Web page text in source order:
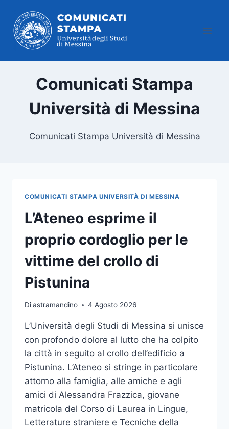
contenuto
Comunicati Stampa
Università di Messina
Comunicati Stampa Università di Messina
COMUNICATI STAMPA UNIVERSITÀ DI MESSINA
L’Ateneo esprime il
proprio cordoglio per le
vittime del crollo di
Pistunina
Diastramandino 4 Agosto 2026
L’Università degli Studi di Messina si unisce
con profondo dolore al lutto che ha colpito
la città in seguito al crollo dell’edificio a
Pistunina. L’Ateneo si stringe in particolare
attorno alla famiglia, alle amiche e agli
amici di Alessandra Frazzica, giovane
matricola del Corso di Laurea in Lingue,
Letterature straniere e Tecniche della